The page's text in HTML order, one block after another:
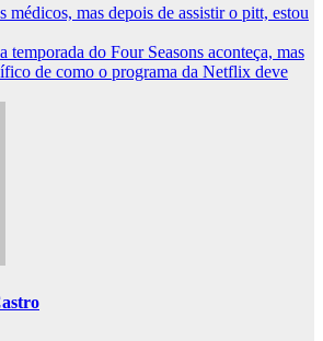
médicos, mas depois de assistir o pitt, estou
temporada do Four Seasons aconteça, mas
de como o programa da Netflix deve